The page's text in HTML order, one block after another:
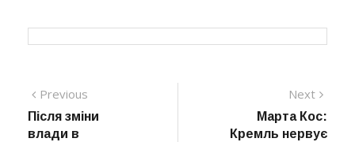
Навігація
записів
Previous
post:
Після зміни
влади в
Next
Марта Кос:
Кремль нервує